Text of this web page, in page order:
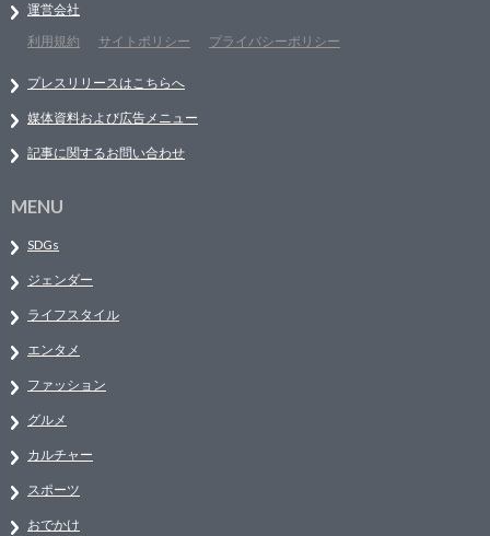
運営会社
利用規約
サイトポリシー プライバシーポリシー
プレスリリースはこちらへ
媒体資料および広告メニュー
記事に関するお問い合わせ
MENU
SDGs
ジェンダー
ライフスタイル
エンタメ
ファッション
グルメ
カルチャー
スポーツ
おでかけ